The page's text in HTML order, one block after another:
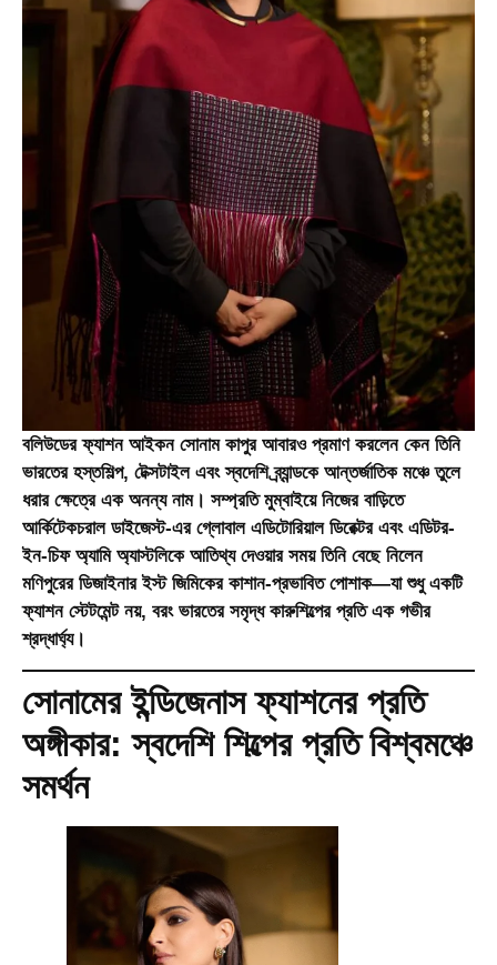
বলিউডের ফ্যাশন আইকন সোনাম কাপুর আবারও প্রমাণ করলেন কেন তিনি
ভারতের হস্তশিল্প, টেক্সটাইল এবং স্বদেশি ব্র্যান্ডকে আন্তর্জাতিক মঞ্চে তুলে
ধরার ক্ষেত্রে এক অনন্য নাম। সম্প্রতি মুম্বাইয়ে নিজের বাড়িতে
আর্কিটেকচরাল ডাইজেস্ট-এর গ্লোবাল এডিটোরিয়াল ডিরেক্টর এবং এডিটর-
ইন-চিফ অ্যামি অ্যাস্টলিকে আতিথ্য দেওয়ার সময় তিনি বেছে নিলেন
মণিপুরের ডিজাইনার ইস্ট জিমিকের কাশান-প্রভাবিত পোশাক—যা শুধু একটি
ফ্যাশন স্টেটমেন্ট নয়, বরং ভারতের সমৃদ্ধ কারুশিল্পের প্রতি এক গভীর
শ্রদ্ধার্ঘ্য।
সোনামের ইন্ডিজেনাস ফ্যাশনের প্রতি
অঙ্গীকার: স্বদেশি শিল্পের প্রতি বিশ্বমঞ্চে
সমর্থন